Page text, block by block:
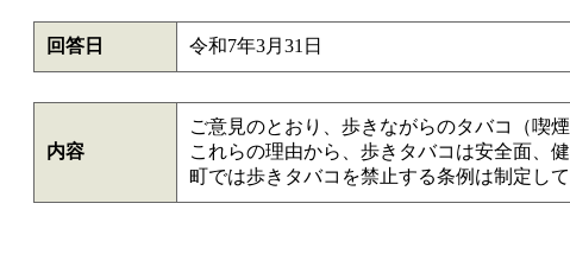
回答日 令和7年3月31日
内容
ご意見のとおり、歩きながらのタバコ（喫
これらの理由から、歩きタバコは安全面、
町では歩きタバコを禁止する条例は制定し